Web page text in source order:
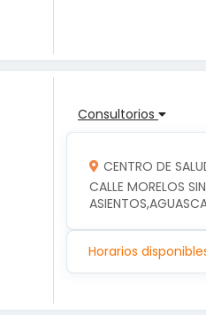
Consultorios
CENTRO DE
CALLE MORELOS
Horarios